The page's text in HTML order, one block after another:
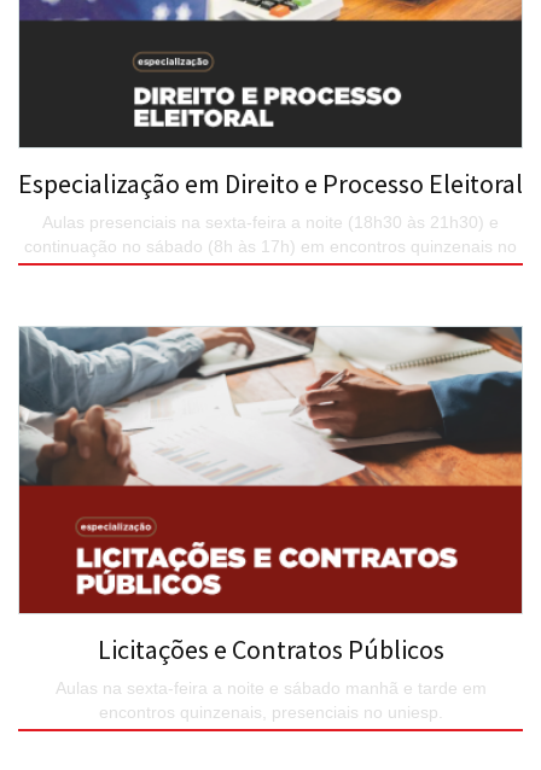
Especialização em Direito e Processo Eleitoral
Aulas presenciais na sexta-feira a noite (18h30 às 21h30) e
continuação no sábado (8h às 17h) em encontros quinzenais no
Uniesp.
Licitações e Contratos Públicos
Aulas na sexta-feira a noite e sábado manhã e tarde em
encontros quinzenais, presenciais no uniesp.